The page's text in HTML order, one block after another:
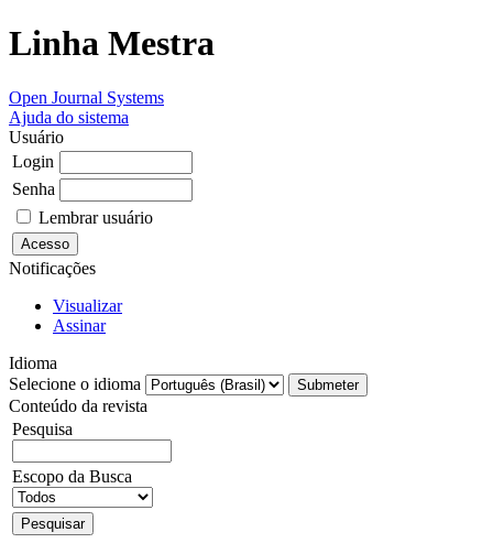
Linha Mestra
Open Journal Systems
Ajuda do sistema
Usuário
Login
Senha
Lembrar usuário
Notificações
Visualizar
Assinar
Idioma
Selecione o idioma
Conteúdo da revista
Pesquisa
Escopo da Busca